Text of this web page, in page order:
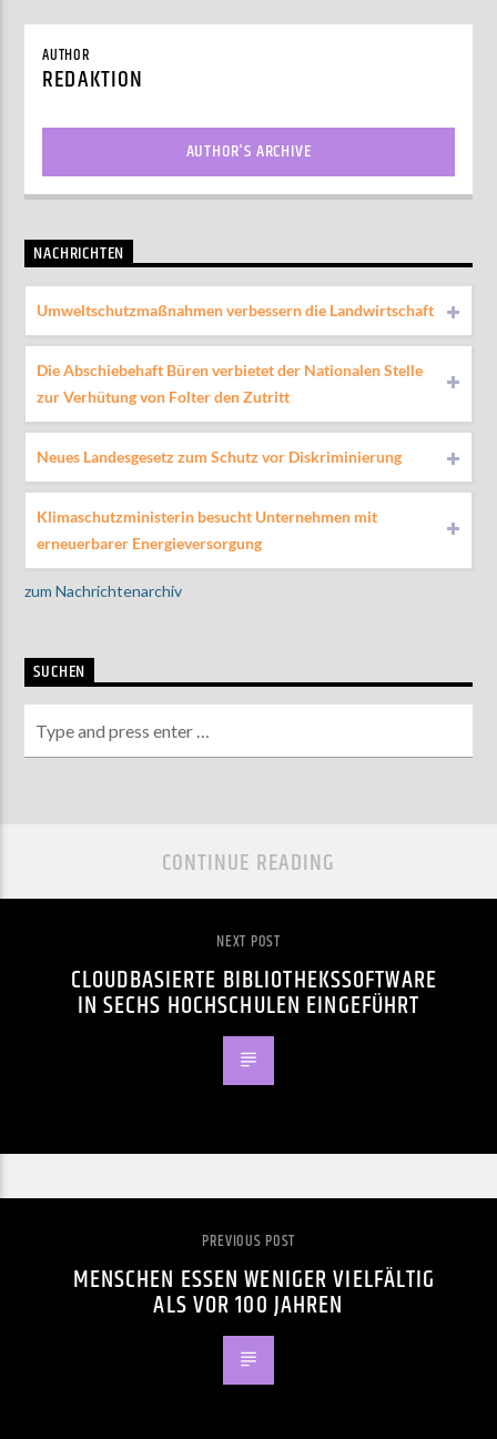
AUTHOR
REDAKTION
AUTHOR'S ARCHIVE
NACHRICHTEN
Umweltschutzmaßnahmen verbessern die Landwirtschaft
Die Abschiebehaft Büren verbietet der Nationalen Stelle
zur Verhütung von Folter den Zutritt
Neues Landesgesetz zum Schutz vor Diskriminierung
Klimaschutzministerin besucht Unternehmen mit
erneuerbarer Energieversorgung
zum Nachrichtenarchiv
SUCHEN
CONTINUE READING
NEXT POST
CLOUDBASIERTE BIBLIOTHEKSSOFTWARE
IN SECHS HOCHSCHULEN EINGEFÜHRT
PREVIOUS POST
MENSCHEN ESSEN WENIGER VIELFÄLTIG
ALS VOR 100 JAHREN